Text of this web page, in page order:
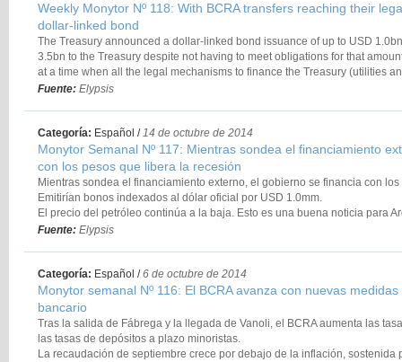
Las expectativas de inflación se mantuvo en su máximo histórico de 35%
eléctrica nacional cayó un 3.5% a/a en septiembre, cerrando un tercer
el gas entregado a industria crece un 6.7% en agosto. En la misma línea,
El deterioro de la situación económica hace más probable un acuerdo
activos argentinos reaccionan al riesgo mundial pero aún no reflejan la
Weekly Monytor Nº 118: With BCRA transfers reaching their
dollar-linked bond
The Treasury announced a dollar-linked bond issuance of up to USD
3.5bn to the Treasury despite not having to meet obligations for that
at a time when all the legal mechanisms to finance the Treasury (utilities
their limit for this year.
could save the country up to USD 1.2bn annually.
Inflation expectations remained at their all-time highest level of 35% in
3.5% YoY in September, closing a contractionary third quarter. Gas
August while industrial production falls 6.0% YoY in the same month.
We raise the likelihood of a negotiation with holdouts as from next
situation makes a deal with the holdouts more likely.
Fuente: Elypsis
Categoría: Español /14 de octubre de 2014
Monytor Semanal Nº 117: Mientras sondea el financiamiento
con los pesos que libera la recesión
Mientras sondea el financiamiento externo, el gobierno se financia con
Emitirían bonos indexados al dólar oficial por USD 1.0mm.
El precio del petróleo continúa a la baja. Esto es una buena noticia para
energético arroja un saldo anual negativo de USD 6 mil millones (USD
5.7% real con respecto al mismo período del 2013.
Fuente: Elypsis
Categoría: Español /6 de octubre de 2014
Monytor semanal Nº 116: El BCRA avanza con nuevas
bancario
Tras la salida de Fábrega y la llegada de Vanoli, el BCRA aumenta las
las tasas de depósitos a plazo minoristas.
La recaudación de septiembre crece por debajo de la inflación, sostenida